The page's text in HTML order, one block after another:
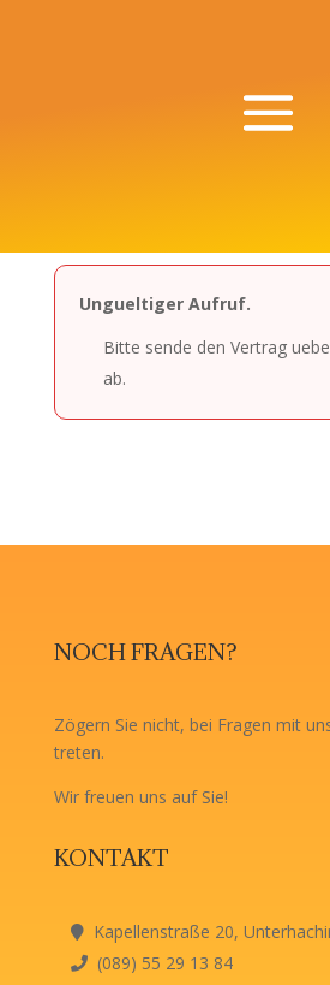
Ungueltiger Aufruf.
Bitte sende den Vertrag
ab.
NOCH FRAGEN?
Zögern Sie nicht, bei Fragen mit
treten.
Wir freuen uns auf Sie!
KONTAKT
Kapellenstraße 20,
(089) 55 29 13 84